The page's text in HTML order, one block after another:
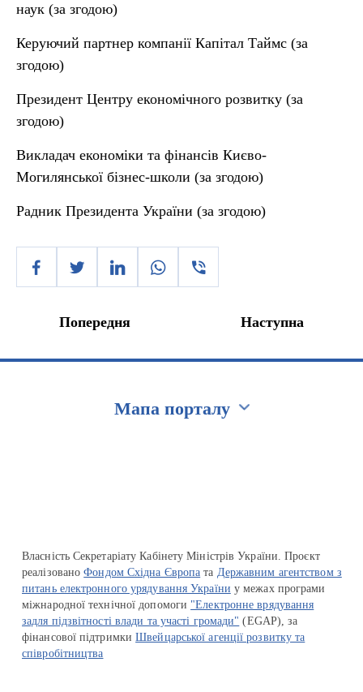
наук (за згодою)
Керуючий партнер компанії Капітал Таймс (за
згодою)
Президент Центру економічного розвитку (за
згодою)
Викладач економіки та фінансів Києво-
Могилянської бізнес-школи (за згодою)
Радник Президента України (за згодою)
Попередня Наступна
Мапа порталу
Власність Секретаріату Кабінету Міністрів України. Проєкт
реалізованоФондом Східна Європа та Державним агентством з
питань електронного урядування України у межах програми
міжнародної технічної допомоги "Електронне врядування
задля підзвітності влади та участі громади" (EGAP), за
фінансової підтримкиШвейцарської агенції розвитку та
співробітництва